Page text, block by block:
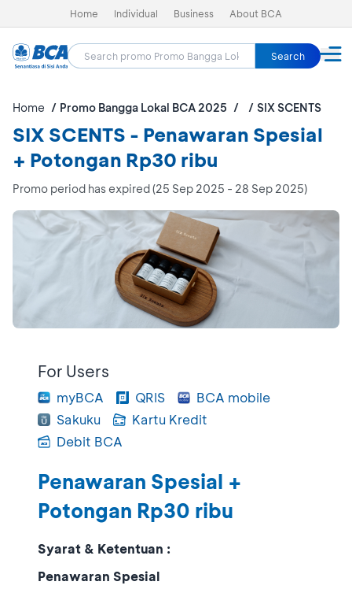
Home Individual Business About BCA
Search
Home Promo Bangga Lokal BCA 2025 SIX SCENTS
SIX SCENTS - Penawaran Spesial
+ Potongan Rp30 ribu
Promo period has expired (25 Sep 2025 - 28 Sep 2025)
For Users
myBCA QRIS
BCA mobile
Sakuku
Kartu Kredit
Debit BCA
Penawaran Spesial +
Potongan Rp30 ribu
Syarat & Ketentuan :
Penawaran Spesial